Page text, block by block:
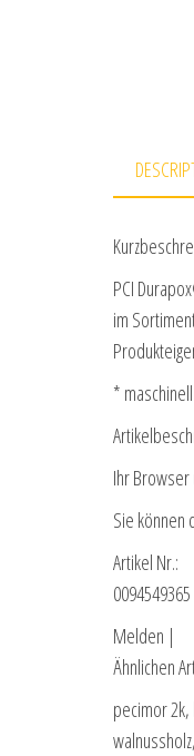
PCI
im
*
Ihr Browser
Sie können
Artikel Nr.:
0094549365
Melden |
Ähnlichen
pecimor